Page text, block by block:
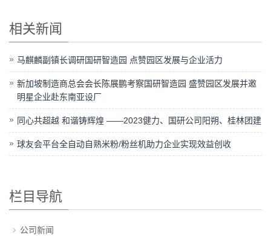
相关新闻
马麒麟副镇长调研国研智造园 点赞园区发展与企业活力
新加坡制造商总会会长陈展鹏考察国研智造园 盛赞园区发展并邀
明星企业赴东南亚设厂
同心共超越 和谐铸辉煌 ——2023健力、国研公司阳朔、桂林团建
球友会平台全自动自熟米粉/粉丝机助力企业实现效益创收
栏目导航
公司新闻